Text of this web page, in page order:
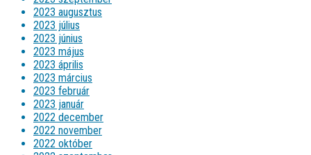
2023 augusztus
2023 július
2023 június
2023 május
2023 április
2023 március
2023 február
2023 január
2022 december
2022 november
2022 október